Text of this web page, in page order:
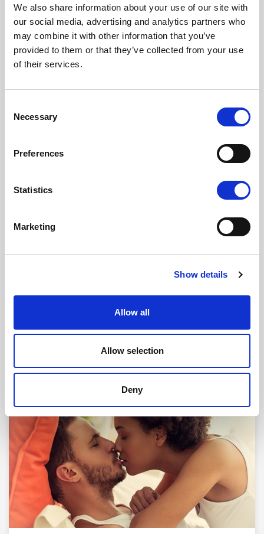
We also share information about your use of our site with
our social media, advertising and analytics partners who
may combine it with other information that you’ve
provided to them or that they’ve collected from your use
of their services.
Selection
Necessary
Preferences
Statistics
Marketing
Show details
Allow all
Allow selection
Deny
Relaterte artikler